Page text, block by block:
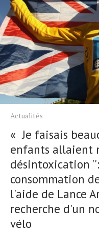
Actualités
« Je faisais
enfants allaient
désintoxication
consommation
l'aide de Lance
recherche d'un
vélo